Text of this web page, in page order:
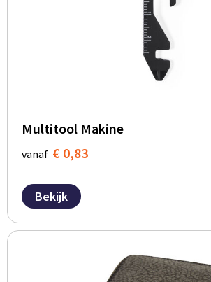
Multitool Makine
vanaf € 0,83
Bekijk